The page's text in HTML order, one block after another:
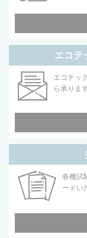
エコテ
エコテッ
ら承ります
各種試
ードい